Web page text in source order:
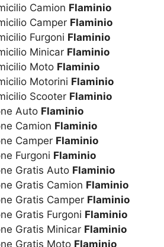
Camion Flaminio
Camper Flaminio
Furgoni Flaminio
Minicar Flaminio
Moto Flaminio
Motorini Flaminio
Scooter Flaminio
Auto Flaminio
Camion Flaminio
Camper Flaminio
Furgoni Flaminio
Gratis Auto Flaminio
Gratis Camion Flaminio
Gratis Camper Flaminio
Gratis Furgoni Flaminio
Gratis Minicar Flaminio
Gratis Moto Flaminio